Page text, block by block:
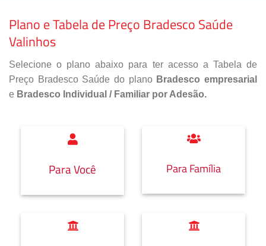
Plano e Tabela de Preço Bradesco Saúde
Valinhos
Selecione o plano abaixo para ter acesso a Tabela de
Preço Bradesco Saúde do plano Bradesco empresarial
e Bradesco Individual / Familiar por Adesão.
Para Você Para Família